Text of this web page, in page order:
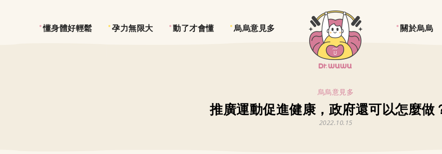
懂身體好輕鬆 孕力無限大 動了才會懂 烏烏意見多 關於烏烏
烏烏意見多
推廣運動促進健康，政府還可以怎麼做
2022.10.15